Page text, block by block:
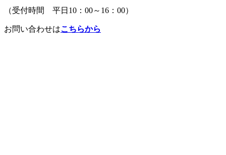
（受付時間 平日10：00～16：00）
お問い合わせはこちらから